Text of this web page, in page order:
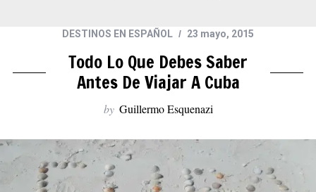
DESTINOS EN ESPAÑOL 23 mayo, 2015
Todo Lo Que Debes Saber
Antes De Viajar A Cuba
by Guillermo Esquenazi